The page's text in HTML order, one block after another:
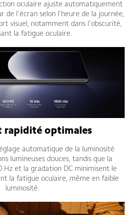
oculaire ajuste automatiquement
de l'écran selon l'heure de la journée,
visuel, notamment dans l'obscurité,
la fatigue oculaire.
rapidité optimales
automatique de la luminosité
lumineuses douces, tandis que la
Hz et la gradation DC minimisent le
la fatigue oculaire, même en faible
luminosité.